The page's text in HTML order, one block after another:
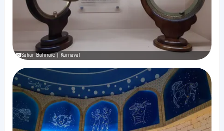
Sahar Bahiraie | Karnaval